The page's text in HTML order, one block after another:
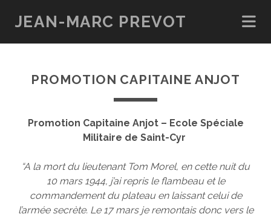
JEAN-MARC PREVOT
PROMOTION CAPITAINE ANJOT
Promotion Capitaine Anjot – Ecole Spéciale
Militaire de Saint-Cyr
“A la mort du lieutenant Tom Morel, en cette nuit du
10 mars 1944, j’ai repris le flambeau et le
commandement du plateau en laissant celui de
l’armée secrète. Le 17 mars je remontais donc vers le